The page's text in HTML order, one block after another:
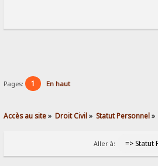
Pages: 1 En haut
Accès au site» Droit Civil» Statut Personnel»
Aller à: